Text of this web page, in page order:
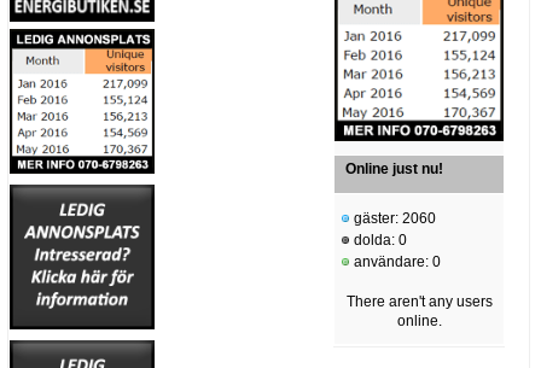
Online just nu!
gäster: 2060
dolda: 0
användare: 0
There aren't any users
online.